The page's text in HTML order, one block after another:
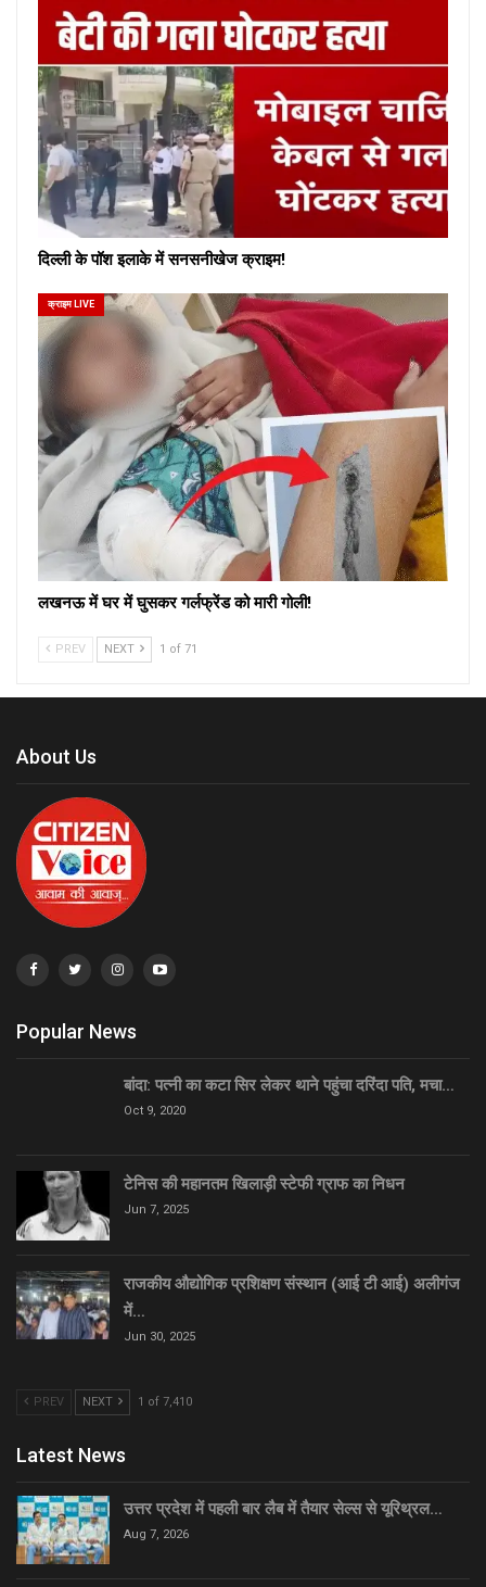
दिल्ली के पॉश इलाके में सनसनीखेज क्राइम!
क्राइम LIVE
लखनऊ में घर में घुसकर गर्लफ्रेंड को मारी गोली!
PREV NEXT 1 of 71
About Us
Popular News
बांदा: पत्नी का कटा सिर लेकर थाने पहुंचा दरिंदा पति, मचा…
Oct 9, 2020
टेनिस की महानतम खिलाड़ी स्टेफी ग्राफ का निधन
Jun 7, 2025
राजकीय औद्योगिक प्रशिक्षण संस्थान (आई टी आई) अलीगंज
में…
Jun 30, 2025
PREV NEXT 1 of 7,410
Latest News
उत्तर प्रदेश में पहली बार लैब में तैयार सेल्स से यूरिथ्रल…
Aug 7, 2026